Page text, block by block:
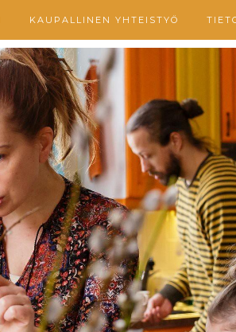
KAUPALLINEN YHTEISTYÖ